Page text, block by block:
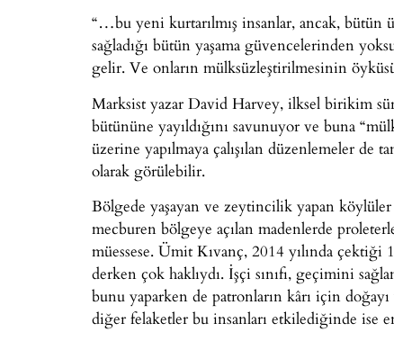
“…bu yeni kurtarılmış insanlar, ancak, bütün
sağladığı bütün yaşama güvencelerinden
gelir. Ve onların mülksüzleştirilmesinin
Marksist yazar David Harvey, ilksel birikim
bütününe yayıldığını savunuyor ve buna
üzerine yapılmaya çalışılan düzenlemeler
olarak görülebilir.
Bölgede yaşayan ve zeytincilik yapan
mecburen bölgeye açılan madenlerde
müessese. Ümit Kıvanç, 2014 yılında
derken çok haklıydı. İşçi sınıfı, geçimini
bunu yaparken de patronların kârı için
diğer felaketler bu insanları etkilediğinde ise